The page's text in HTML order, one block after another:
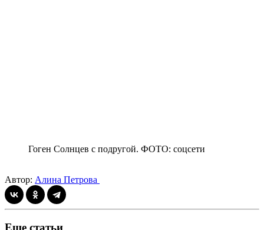
Гоген Солнцев с подругой. ФОТО: соцсети
Автор: Алина Петрова
Еще статьи